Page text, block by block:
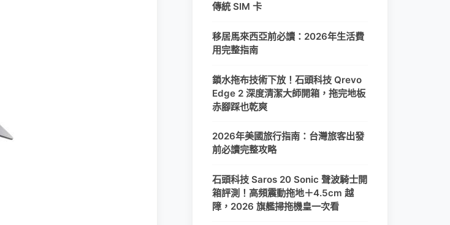
傳統 SIM 卡
移居馬來西亞前必讀：2026年生活費
用完整指南
鎖水拖布技術下放！石頭科技 Qrevo
Edge 2 深度清潔大師開箱，拖完地板
赤腳踩也乾爽
2026年美國旅行指南：台灣旅客出發
前必讀完整攻略
石頭科技 Saros 20 Sonic 聲波騎士開
箱評測！高頻震動拖地＋4.5cm 越
障，2026 旗艦掃拖機皇一次看